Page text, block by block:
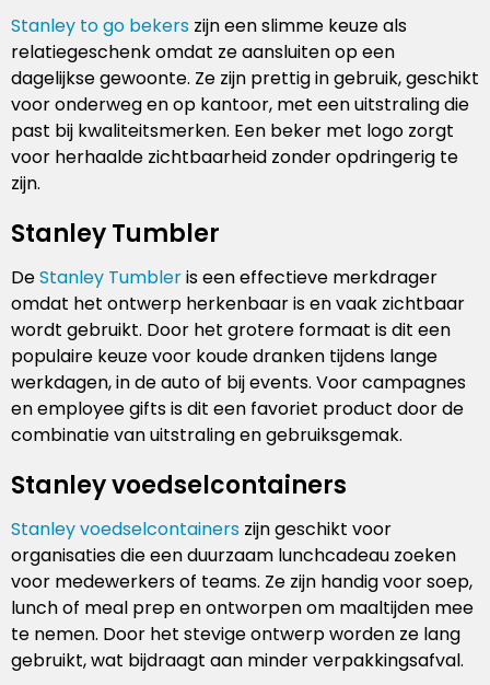
Stanley to go bekerszijn een slimme keuze als
relatiegeschenk omdat ze aansluiten op een
dagelijkse gewoonte. Ze zijn prettig in gebruik, geschikt
voor onderweg en op kantoor, met een uitstraling die
past bij kwaliteitsmerken. Een beker met logo zorgt
voor herhaalde zichtbaarheid zonder opdringerig te
zijn.
Stanley Tumbler
DeStanley Tumbleris een effectieve merkdrager
omdat het ontwerp herkenbaar is en vaak zichtbaar
wordt gebruikt. Door het grotere formaat is dit een
populaire keuze voor koude dranken tijdens lange
werkdagen, in de auto of bij events. Voor campagnes
en employee gifts is dit een favoriet product door de
combinatie van uitstraling en gebruiksgemak.
Stanley voedselcontainers
Stanley voedselcontainerszijn geschikt voor
organisaties die een duurzaam lunchcadeau zoeken
voor medewerkers of teams. Ze zijn handig voor soep,
lunch of meal prep en ontworpen om maaltijden mee
te nemen. Door het stevige ontwerp worden ze lang
gebruikt, wat bijdraagt aan minder verpakkingsafval.